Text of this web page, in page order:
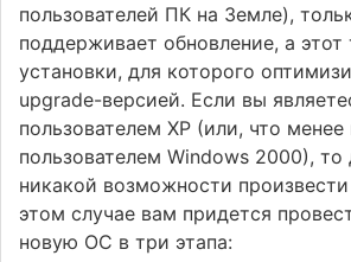
пользователей ПК на Земле),
поддерживает обновление, а
установки, для которого
upgrade-версией. Если вы
пользователем XP (или, что менее
пользователем Windows 2000), то
никакой возможности
этом случае вам придется
новую ОС в три этапа: